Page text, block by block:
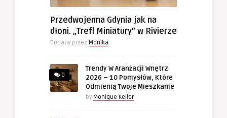
Przedwojenna Gdynia jak na
dłoni. „Trefl Miniatury” w Rivierze
Dodany przez Monika
0
Trendy W Aranżacji Wnętrz
2026 – 10 Pomysłów, Które
Odmienią Twoje Mieszkanie
by Monique Keller